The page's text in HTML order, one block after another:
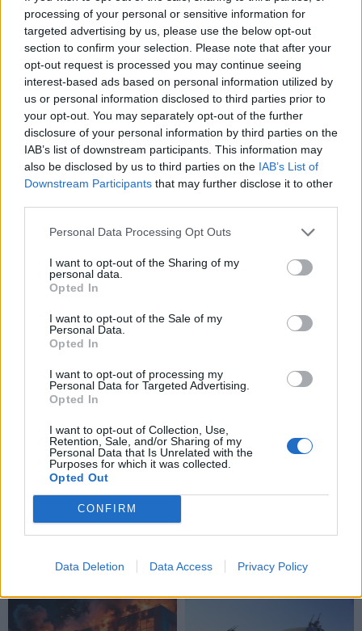
processing of your personal or sensitive information for
targeted advertising by us, please use the below opt-out
section to confirm your selection. Please note that after your
opt-out request is processed you may continue seeing
interest-based ads based on personal information utilized by
us or personal information disclosed to third parties prior to
your opt-out. You may separately opt-out of the further
disclosure of your personal information by third parties on the
IAB’s list of downstream participants. This information may
also be disclosed by us to third parties on the IAB’s List of
Downstream Participants that may further disclose it to other
Personal Data Processing Opt Outs
I want to opt-out of the Sharing of my
personal data.
Opted In
I want to opt-out of the Sale of my
Personal Data.
Opted In
I want to opt-out of processing my
Personal Data for Targeted Advertising.
Opted In
I want to opt-out of Collection, Use,
Retention, Sale, and/or Sharing of my
Personal Data that Is Unrelated with the
Purposes for which it was collected.
Opted Out
CONFIRM
Data Deletion Data Access Privacy Policy
Sutinku su taisyklėmis
This site is protected by
reCAPTCHA and the Google
Privacy PolicyandTerms of
Serviceapply.
TAIP PAT SKAITYKITE
Pasaulis
Stalino šešėlis virš
Kremliaus: kas laukia
Rusijos pasitraukus
Pasaulis
Dunojus atidengė II
pasaulinio karo laikų
radinius